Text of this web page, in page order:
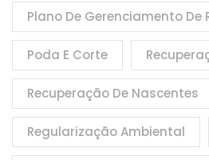
Plano De Gerenciamento De
Poda E Corte
Recuperação De Nascentes
Regularização Ambiental